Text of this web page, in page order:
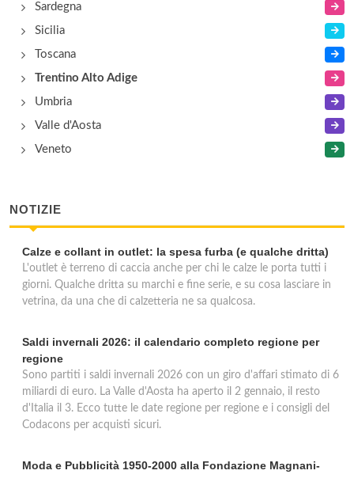
Sardegna
Sicilia
Toscana
Trentino Alto Adige
Umbria
Valle d'Aosta
Veneto
NOTIZIE
Calze e collant in outlet: la spesa furba (e qualche dritta)
L'outlet è terreno di caccia anche per chi le calze le porta tutti i
giorni. Qualche dritta su marchi e fine serie, e su cosa lasciare in
vetrina, da una che di calzetteria ne sa qualcosa.
Saldi invernali 2026: il calendario completo regione per
regione
Sono partiti i saldi invernali 2026 con un giro d'affari stimato di 6
miliardi di euro. La Valle d'Aosta ha aperto il 2 gennaio, il resto
d'Italia il 3. Ecco tutte le date regione per regione e i consigli del
Codacons per acquisti sicuri.
Moda e Pubblicità 1950-2000 alla Fondazione Magnani-